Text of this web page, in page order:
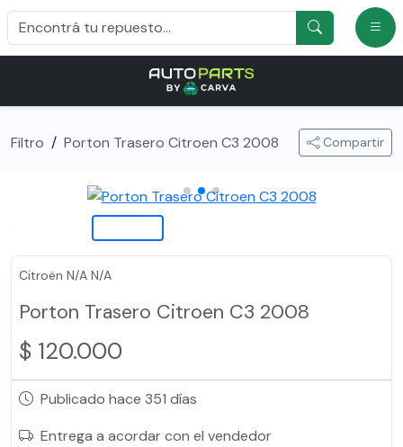
Filtro / Porton Trasero Citroen C3 2008 Compartir
Citroën N/A N/A
Porton Trasero Citroen C3 2008
$ 120.000
Publicado hace 351 días
Entrega a acordar con el vendedor